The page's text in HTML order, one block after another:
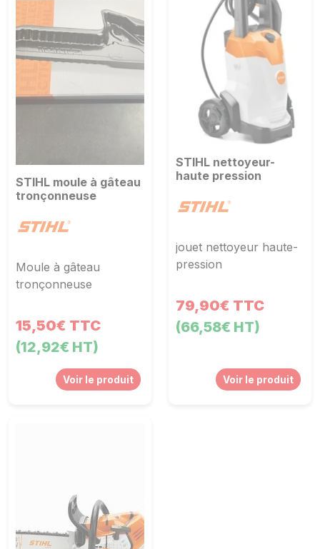
STIHL moule à gâteau
tronçonneuse
Moule à gâteau
tronçonneuse
15,50€ TTC
(12,92€ HT)
Voir le produit
STIHL nettoyeur-
haute pression
jouet nettoyeur haute-
pression
79,90€ TTC
(66,58€ HT)
Voir le produit